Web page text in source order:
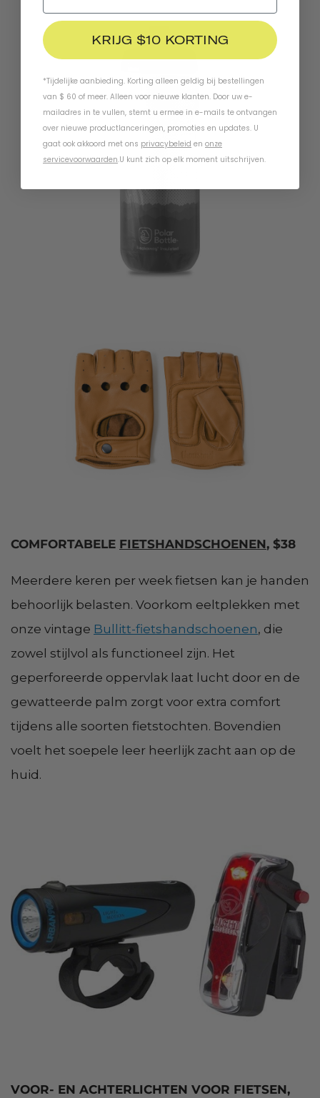
COMFORTABELE FIETSHANDSCHOENEN, $38
Meerdere keren per week fietsen kan je handen
behoorlijk belasten. Voorkom eeltplekken met
onze vintage Bullitt-fietshandschoenen, die
zowel stijlvol als functioneel zijn. Het
geperforeerde oppervlak laat lucht door en de
gewatteerde palm zorgt voor extra comfort
tijdens alle soorten fietstochten. Bovendien
voelt het soepele leer heerlijk zacht aan op de
huid.
VOOR- EN ACHTERLICHTEN VOOR FIETSEN,
KRIJG $10 KORTING
*Tijdelijke aanbieding. Korting alleen geldig bij bestellingen
van $ 60 of meer. Alleen voor nieuwe klanten. Door uw e-
mailadres in te vullen, stemt u ermee in e-mails te ontvangen
over nieuwe productlanceringen, promoties en updates. U
gaat ook akkoord met ons privacybeleid en onze
servicevoorwaarden.U kunt zich op elk moment uitschrijven.